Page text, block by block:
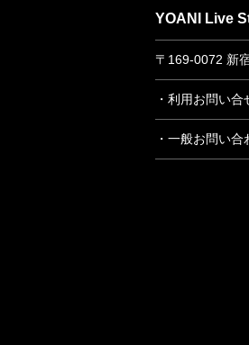
YOANI Live
〒169-0072 新
・利用お問い合
・一般お問い合